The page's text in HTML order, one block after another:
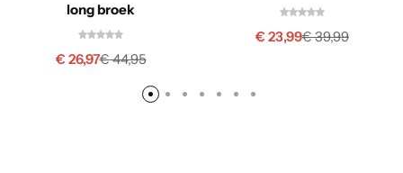
long broek
€44,95
€ 26,97
€39,99
€ 23,99